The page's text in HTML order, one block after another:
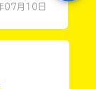
07月10日